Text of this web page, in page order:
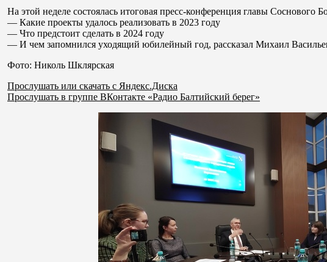
На этой неделе состоялась итоговая пресс-конференция главы Соснового
— Какие проекты удалось реализовать в 2023 году
— Что предстоит сделать в 2024 году
— И чем запомнился уходящий юбилейный год, рассказал Михаил
Фото: Николь Шклярская
Прослушать или скачать с Яндекс.Диска
Прослушать в группе ВКонтакте «Радио Балтийский берег»